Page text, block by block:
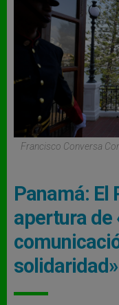
Francisco Conversa
Panamá: El
apertura de
solidaridad»